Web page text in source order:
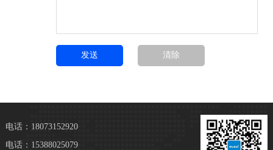
电话：18073152920
电话：15388025079